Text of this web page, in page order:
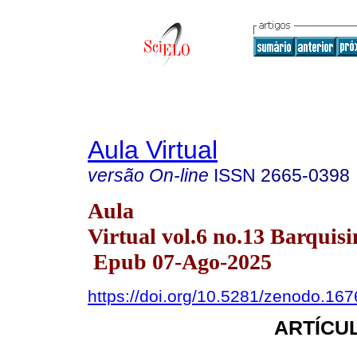
Aula Virtual
versão On-line ISSN 2665-0398
Aula
Virtual vol.6 no.13
Epub 07-Ago-2025
https://doi.org/10.5281/